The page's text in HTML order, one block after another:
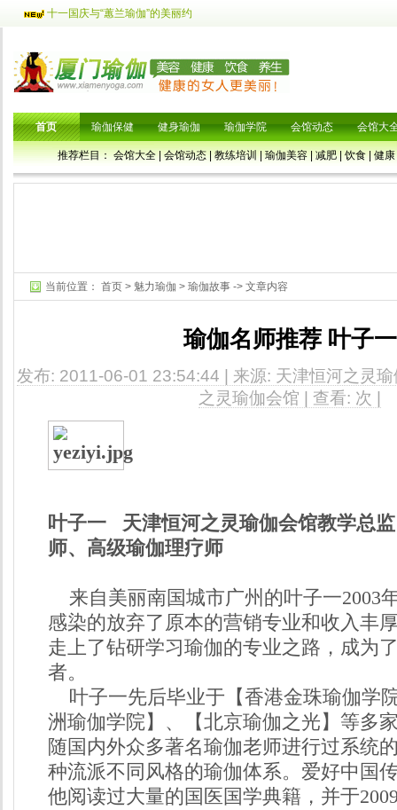
十一国庆与“蕙兰瑜伽”的美丽约
首页
推荐栏目：会馆大全|会馆动态|教练培训|瑜伽美容|减肥|饮食|健康
瑜伽保健 健身瑜伽 瑜伽学院 会馆动态 会馆大
当前位置： 首页 > 魅力瑜伽 > 瑜伽故事 -> 文章内容
瑜伽名师推荐 叶子一
发布: 2011-06-01 23:54:44 | 来源: 天津恒河之灵
之灵瑜伽会馆 | 查看: 次 |
叶子一 天津恒河之灵瑜伽会馆教学总
师、高级瑜伽理疗师
来自美丽南国城市广州的叶子一2003
感染的放弃了原本的营销专业和收入丰
走上了钻研学习瑜伽的专业之路，成为
者。
叶子一先后毕业于【香港金珠瑜伽学
洲瑜伽学院】、【北京瑜伽之光】等多
随国内外众多著名瑜伽老师进行过系统
种流派不同风格的瑜伽体系。爱好中国
他阅读过大量的国医国学典籍，并于